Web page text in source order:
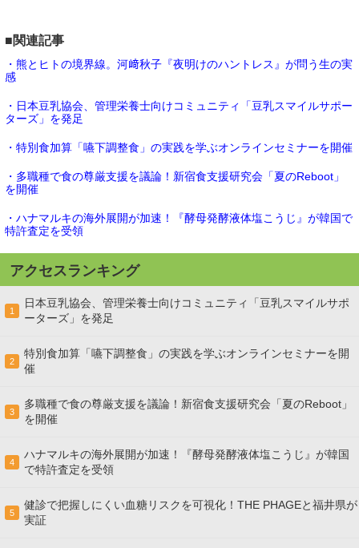
■関連記事
・熊とヒトの境界線。河﨑秋子『夜明けのハントレス』が問う生の実
感
・日本豆乳協会、管理栄養士向けコミュニティ「豆乳スマイルサポー
ターズ」を発足
・特別食加算「嚥下調整食」の実践を学ぶオンラインセミナーを開催
・多職種で食の尊厳支援を議論！新宿食支援研究会「夏のReboot」
を開催
・ハナマルキの海外展開が加速！『酵母発酵液体塩こうじ』が韓国で
特許査定を受領
アクセスランキング
1
日本豆乳協会、管理栄養士向けコミュニティ「豆乳スマイルサポ
ーターズ」を発足
2
特別食加算「嚥下調整食」の実践を学ぶオンラインセミナーを開
催
3
多職種で食の尊厳支援を議論！新宿食支援研究会「夏のReboot」
を開催
4
ハナマルキの海外展開が加速！『酵母発酵液体塩こうじ』が韓国
で特許査定を受領
5
健診で把握しにくい血糖リスクを可視化！THE PHAGEと福井県が
実証